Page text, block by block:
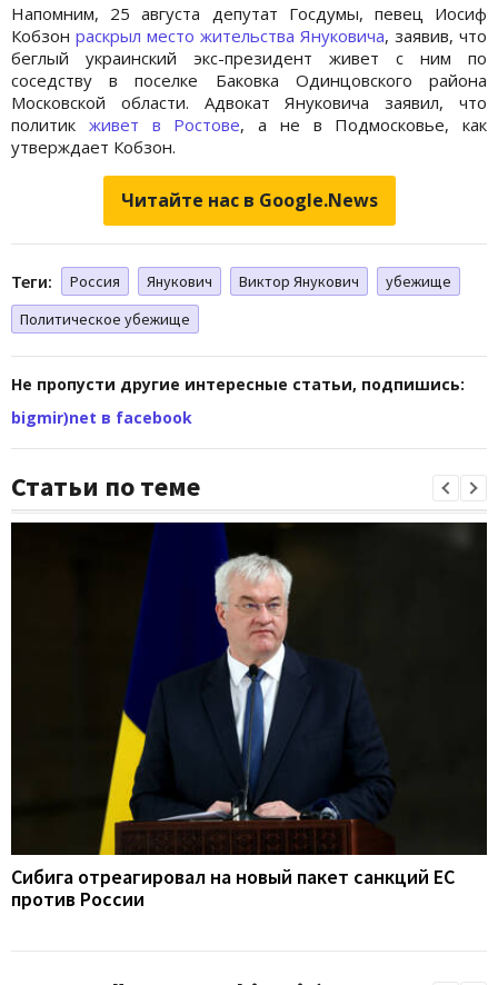
Напомним, 25 августа депутат Госдумы, певец Иосиф
Кобзон раскрыл место жительства Януковича, заявив, что
беглый украинский экс-президент живет с ним по
соседству в поселке Баковка Одинцовского района
Московской области. Адвокат Януковича заявил, что
политик живет в Ростове, а не в Подмосковье, как
утверждает Кобзон.
Читайте нас в Google.News
Теги: Россия Янукович Виктор Янукович
убежище
Политическое убежище
Не пропусти другие интересные статьи, подпишись:
bigmir)net в facebook
Статьи по теме
Сибига отреагировал на новый пакет санкций ЕС
против России